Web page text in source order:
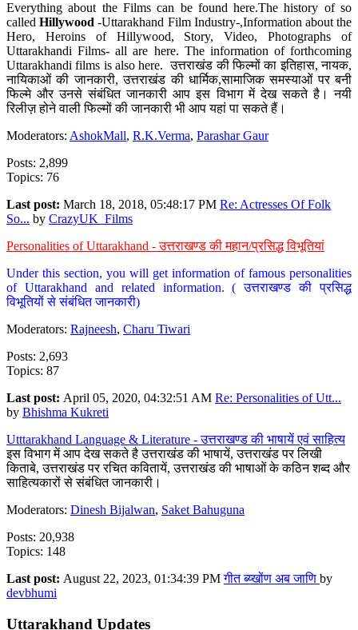
Everything about the Films can be found here.The history of so
calledHillywood-Uttarakhand Film Industry-,Information about the
Hero, Heroins of Hillywood, Story, Video, Photographs of
Uttarakhandi Films- all are here. The information of forthcoming
Uttarakhandi films is also here. उत्तराखंड की फिल्मों का इतिहास, नायक,
नायिकाओं की जानकारी, उत्तराखंड की धार्मिक,सामाजिक समस्याओं पर बनी
फिल्मे और उनसे संबंधित जानकारी आप इस विभाग में देख सकते है। नयी
रिलीज़ होने वाली फिल्मों की जानकारी भी आप यहां पा सकते हैं।
Moderators: AshokMall, R.K.Verma, Parashar Gaur
Posts: 2,899
Topics: 76
Last post: March 18, 2018, 05:48:17 PM Re: Actresses Of Folk
So... by CrazyUK_Films
Personalities of Uttarakhand - उत्तराखण्ड की महान/प्रसिद्ध विभूतियां
Under this section, you will get information of famous personalities
of Uttarakhand and related information. ( उत्तराखण्ड की प्रसिद्ध
विभूतियों से संबंधित जानकारी)
Moderators: Rajneesh, Charu Tiwari
Posts: 2,693
Topics: 87
Last post: April 05, 2020, 04:32:51 AM Re: Personalities of Utt...
by Bhishma Kukreti
Utttarakhand Language & Literature - उत्तराखण्ड की भाषायें एवं साहित्य
इस विभाग में आप देख सकते है उत्तराखंड की भाषायें, उत्तराखंड पर लिखी
किताबे, उत्तराखंड पर रचित कवितायें, उत्तराखंड की भाषाओं के कठिन शब्द और
साहित्यकारों से संबंधित जानकारी।
Moderators: Dinesh Bijalwan, Saket Bahuguna
Posts: 20,938
Topics: 148
Last post: August 22, 2023, 01:34:39 PMगीत ब्य्खोंण अब जाणि by
devbhumi
Uttarakhand Updates